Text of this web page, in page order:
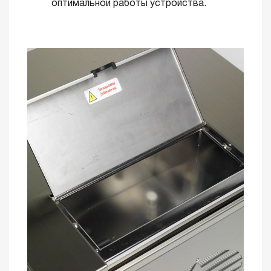
оптимальной работы устройства.